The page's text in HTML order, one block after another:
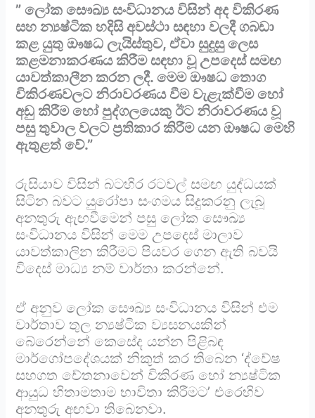
” ලෝක සෞඛ්‍ය සංවිධානය විසින් අද විකිරණ
සහ න්‍යෂ්ටික හදිසි අවස්ථා සඳහා වලදී ගබඩා
කළ යුතු ඖෂධ ලැයිස්තුව, ඒවා සුදුසු ලෙස
කළමනාකරණය කිරීම සඳහා වූ උපදෙස් සමඟ
යාවත්කාලීන කරන ලදී. මෙම ඖෂධ තොග
විකිරණවලට නිරාවරණය වීම වැළැක්වීම හෝ
අඩු කිරීම හෝ පුද්ගලයෙකු ඊට නිරාවරණය වූ
පසු තුවාල වලට ප්‍රතිකාර කිරීම යන ඖෂධ මෙහි
ඇතුළත් වේ.”
රුසියාව විසින් බටහිර රටවල් සමඟ යුද්ධයක්
සිටින බවට යුරෝපා සංගමය සිදුකරනු ලැබූ
අනතුරු ඇඟවීමෙන් පසු ලෝක සෞඛ්‍ය
සංවිධානය විසින් මෙම උපදෙස් මාලාව
යාවත්කාලින කිරීමට පියවර ගෙන ඇති බවයි
විදෙස් මාධ්‍ය නම් වාර්තා කරන්නේ.
ඒ අනුව ලෝක සෞඛ්‍ය සංවිධානය විසින් එම
වාර්තාව තුල න්‍යෂ්ටික ව්‍යසනයකින්
බේරෙන්නේ කෙසේද යන්න පිළිබඳ
මාර්ගෝපදේශයක් නිකුත් කර තිබෙන ‘ද්වේෂ
සහගත චේතනාවෙන් විකිරණ හෝ න්‍යෂ්ටික
ආයුධ හිතාමතාම භාවිතා කිරීමට’ එරෙහිව
අනතුරු අඟවා තිබෙනවා.